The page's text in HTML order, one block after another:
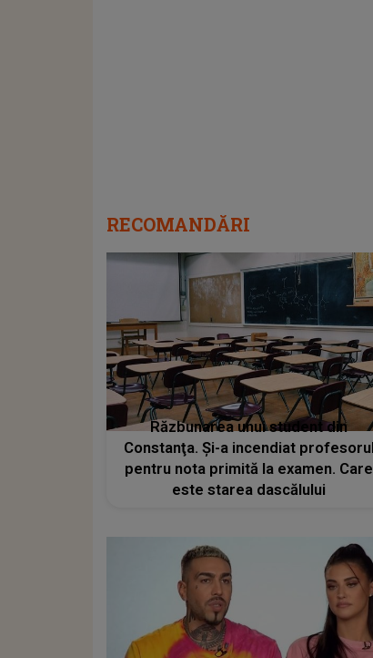
RECOMANDĂRI
Răzbunarea unui student din
Constanţa. Și-a incendiat profesorul
pentru nota primită la examen. Care
este starea dascălului